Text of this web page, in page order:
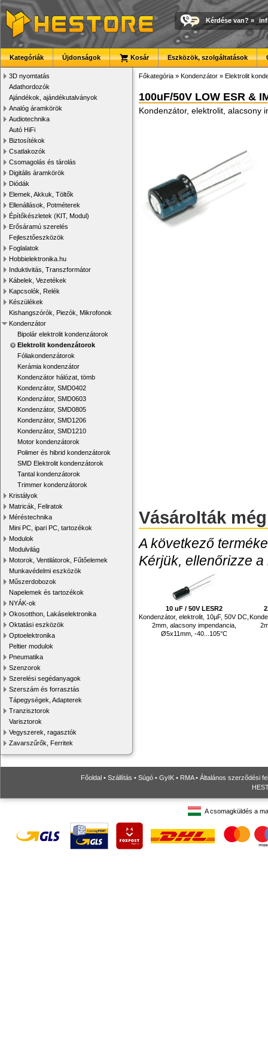
Kérdése van? »
Kategóriák Újdonságok Kosár Eszközök, szolgáltatások
3D nyomtatás
Adathordozók
Ajándékok, ajándékutalványok
Analóg áramkörök
Audiotechnika
Autó HiFi
Biztosítékok
Csatlakozók
Csomagolás és tárolás
Digitális áramkörök
Diódák
Elemek, Akkuk, Töltők
Ellenállások, Potméterek
Építőkészletek (KIT, Modul)
Erősáramú szerelés
Fejlesztőeszközök
Foglalatok
Hobbielektronika.hu
Induktivitás, Transzformátor
Kábelek, Vezetékek
Kapcsolók, Relék
Készülékek
Kishangszórók, Piezók, Mikrofonok
Kondenzátor
Bipolár elektrolit kondenzátorok
Elektrolit kondenzátorok
Fóliakondenzátorok
Kerámia kondenzátor
Kondenzátor hálózat, tömb
Kondenzátor, SMD0402
Kondenzátor, SMD0603
Kondenzátor, SMD0805
Kondenzátor, SMD1206
Kondenzátor, SMD1210
Motor kondenzátorok
Polimer és hibrid kondenzátorok
SMD Elektrolit kondenzátorok
Tantal kondenzátorok
Trimmer kondenzátorok
Kristályok
Matricák, Feliratok
Méréstechnika
Mini PC, ipari PC, tartozékok
Modulok
Modulvilág
Motorok, Ventilátorok, Fűtőelemek
Munkavédelmi eszközök
Műszerdobozok
Napelemek és tartozékok
NYÁK-ok
Okosotthon, Lakáselektronika
Oktatási eszközök
Optoelektronika
Peltier modulok
Pneumatika
Szenzorok
Szerelési segédanyagok
Szerszám és forrasztás
Tápegységek, Adapterek
Tranzisztorok
Varisztorok
Vegyszerek, ragasztók
Zavarszűrők, Ferritek
Főkategória » Kondenzátor » Elektrolit
100uF/50V LOW ESR &
Kondenzátor, elektrolit, alacsony
Vásárolták még
A következő
Kérjük, ellenőrizze
10 uF / 50V LESR2
Kondenzátor, elektrolit, 10µF, 50V DC,
2mm, alacsony impendancia,
Ø5x11mm, -40...105°C
Főoldal • Szállítás • Súgó • GyIK • RMA• Általános szerződési
A csomagküldés a